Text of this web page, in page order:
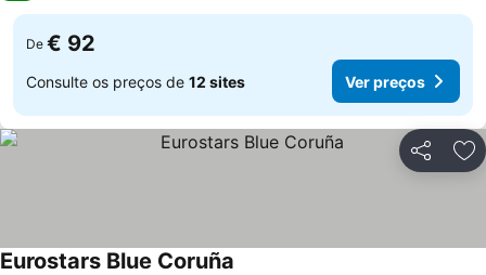
De € 92
Consulte os preços de 12 sites Ver preços
Partilhar
Eurostars Blue Coruña